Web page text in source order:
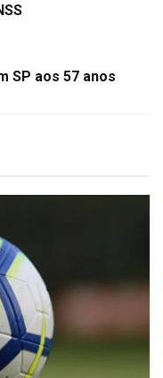
SP aos 57 anos